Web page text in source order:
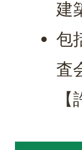
建
包
査